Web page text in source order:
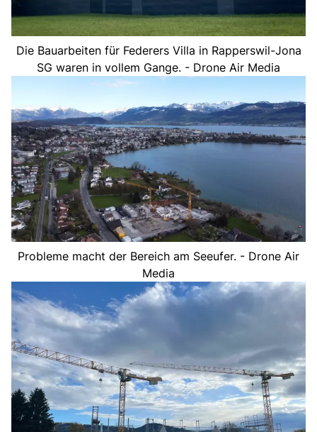
Die Bauarbeiten für Federers Villa in Rapperswil-Jona
SG waren in vollem Gange. - Drone Air Media
Probleme macht der Bereich am Seeufer. - Drone Air
Media